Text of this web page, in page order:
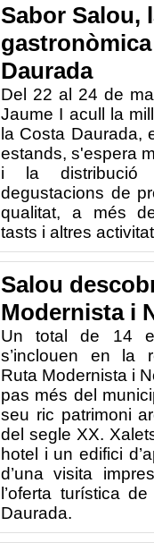
Sabor Salou,
Daurada
Del 22 al 24 de
Jaume I acull la
la Costa Daurada,
estands, s'espera
i la distribució
degustacions de
qualitat, a més
tasts i altres
Salou
Modernista i
Un total de 14
s’inclouen en la
Ruta Modernista i
pas més del
seu ric patrimoni
del segle XX.
hotel i un edifici
d’una visita
l’oferta turística
Daurada.